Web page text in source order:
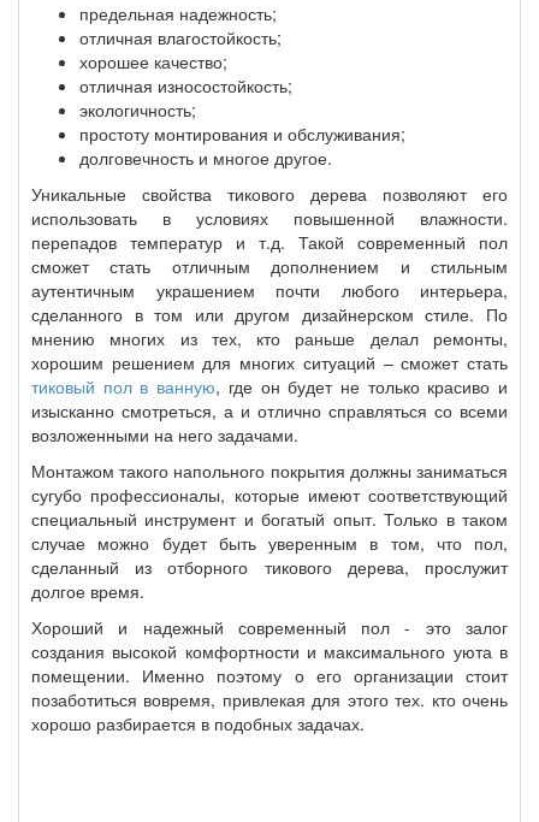
предельная надежность;
отличная влагостойкость;
хорошее качество;
отличная износостойкость;
экологичность;
простоту монтирования и обслуживания;
долговечность и многое другое.
Уникальные свойства тикового дерева позволяют его
использовать в условиях повышенной влажности.
перепадов температур и т.д. Такой современный пол
сможет стать отличным дополнением и стильным
аутентичным украшением почти любого интерьера,
сделанного в том или другом дизайнерском стиле. По
мнению многих из тех, кто раньше делал ремонты,
хорошим решением для многих ситуаций – сможет стать
тиковый пол в ванную, где он будет не только красиво и
изысканно смотреться, а и отлично справляться со всеми
возложенными на него задачами.
Монтажом такого напольного покрытия должны заниматься
сугубо профессионалы, которые имеют соответствующий
специальный инструмент и богатый опыт. Только в таком
случае можно будет быть уверенным в том, что пол,
сделанный из отборного тикового дерева, прослужит
долгое время.
Хороший и надежный современный пол - это залог
создания высокой комфортности и максимального уюта в
помещении. Именно поэтому о его организации стоит
позаботиться вовремя, привлекая для этого тех. кто очень
хорошо разбирается в подобных задачах.